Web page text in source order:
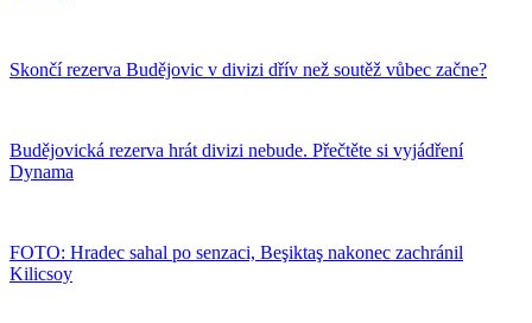
Skončí rezerva Budějovic v divizi dřív než soutěž vůbec začne?
Budějovická rezerva hrát divizi nebude. Přečtěte si vyjádření
Dynama
FOTO: Hradec sahal po senzaci, Beşiktaş nakonec zachránil
Kilicsoy